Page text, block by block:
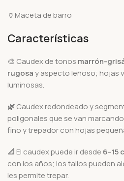
🏺Maceta de barro
Características
🎨 Caudex de tonos marrón-
rugosay aspecto leñoso; hojas
luminosas.
🌿Caudex redondeado y
poligonales que se van
fino y trepador con hojas
📐 El caudex puede ir desde 6–15
con los años; los tallos pueden
les permite trepar.